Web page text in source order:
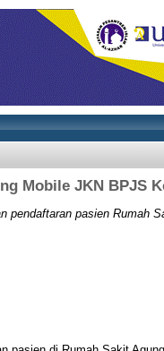
Mobile JKN BPJS
pendaftaran pasien Rumah